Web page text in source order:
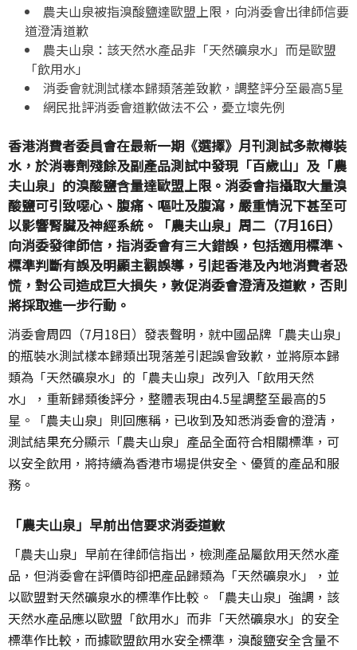
農夫山泉被指溴酸鹽達歐盟上限，向消委會出律師信要
道澄清道歉
農夫山泉：該天然水產品非「天然礦泉水」而是歐盟
「飲用水」
消委會就測試樣本歸類落差致歉，調整評分至最高5星
網民批評消委會道歉做法不公，憂立壞先例
香港消費者委員會在最新一期《選擇》月刊測試多款樽裝
水，於消毒劑殘餘及副產品測試中發現「百歲山」及「農
夫山泉」的溴酸鹽含量達歐盟上限。消委會指攝取大量溴
酸鹽可引致噁心、腹痛、嘔吐及腹瀉，嚴重情況下甚至可
以影響腎臟及神經系統。「農夫山泉」周二（7月16日）
向消委發律師信，指消委會有三大錯誤，包括適用標準、
標準判斷有誤及明顯主觀誤導，引起香港及內地消費者恐
慌，對公司造成巨大損失，敦促消委會澄清及道歉，否則
將採取進一步行動。
消委會周四（7月18日）發表聲明，就中國品牌「農夫山泉」
的瓶裝水測試樣本歸類出現落差引起誤會致歉，並將原本歸
類為「天然礦泉水」的「農夫山泉」改列入「飲用天然
水」，重新歸類後評分，整體表現由4.5星調整至最高的5
星。「農夫山泉」則回應稱，已收到及知悉消委會的澄清，
測試結果充分顯示「農夫山泉」產品全面符合相關標準，可
以安全飲用，將持續為香港市場提供安全、優質的產品和服
務。
「農夫山泉」早前出信要求消委道歉
「農夫山泉」早前在律師信指出，檢測產品屬飲用天然水產
品，但消委會在評價時卻把產品歸類為「天然礦泉水」，並
以歐盟對天然礦泉水的標準作比較。「農夫山泉」強調，該
天然水產品應以歐盟「飲用水」而非「天然礦泉水」的安全
標準作比較，而據歐盟飲用水安全標準，溴酸鹽安全含量不